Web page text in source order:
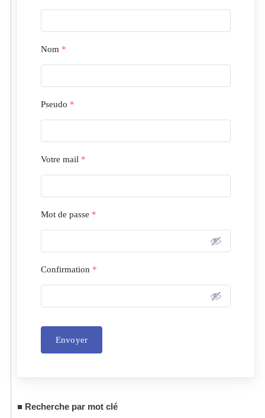
Nom *
Pseudo *
Votre mail *
Mot de passe *
Confirmation *
Envoyer
Recherche par mot clé